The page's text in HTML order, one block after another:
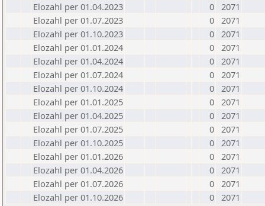
Elozahl per 01.04.2023
0 2071
Elozahl per 01.07.2023
0 2071
Elozahl per 01.10.2023
0 2071
Elozahl per 01.01.2024
0 2071
Elozahl per 01.04.2024
0 2071
Elozahl per 01.07.2024
0 2071
Elozahl per 01.10.2024
0 2071
Elozahl per 01.01.2025
0 2071
Elozahl per 01.04.2025
0 2071
Elozahl per 01.07.2025
0 2071
Elozahl per 01.10.2025
0 2071
Elozahl per 01.01.2026
0 2071
Elozahl per 01.04.2026
0 2071
Elozahl per 01.07.2026
0 2071
Elozahl per 01.10.2026
0 2071